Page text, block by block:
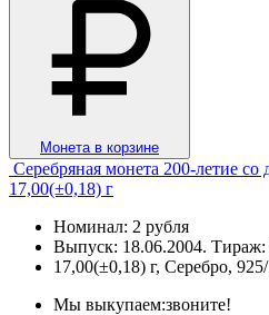
Монета в корзине
Серебряная монета 200-летие
17,00(±0,18) г
Номинал: 2 рубля
Выпуск: 18.06.2004. Тираж:
17,00(±0,18) г, Серебро,
Мы выкупаем:звоните!